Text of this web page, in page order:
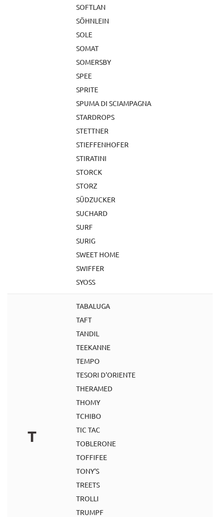
SOFTLAN
SÖHNLEIN
SOLE
SOMAT
SOMERSBY
SPEE
SPRITE
SPUMA DI SCIAMPAGNA
STARDROPS
STETTNER
STIEFFENHOFER
STIRATINI
STORCK
STORZ
SÜDZUCKER
SUCHARD
SURF
SURIG
SWEET HOME
SWIFFER
SYOSS
T
TABALUGA
TAFT
TANDIL
TEEKANNE
TEMPO
TESORI D'ORIENTE
THERAMED
THOMY
TCHIBO
TIC TAC
TOBLERONE
TOFFIFEE
TONY'S
TREETS
TROLLI
TRUMPF